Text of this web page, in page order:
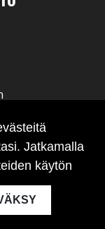
Jatkamalla
käytön